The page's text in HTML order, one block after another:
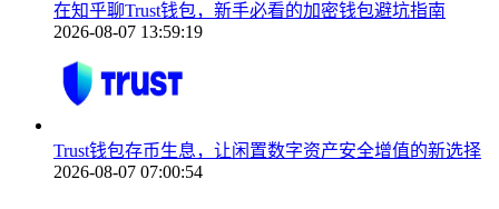
在知乎聊Trust钱包，新手必看的加密钱包避坑指南
2026-08-07 13:59:19
Trust钱包存币生息，让闲置数字资产安全增值的新选择
2026-08-07 07:00:54